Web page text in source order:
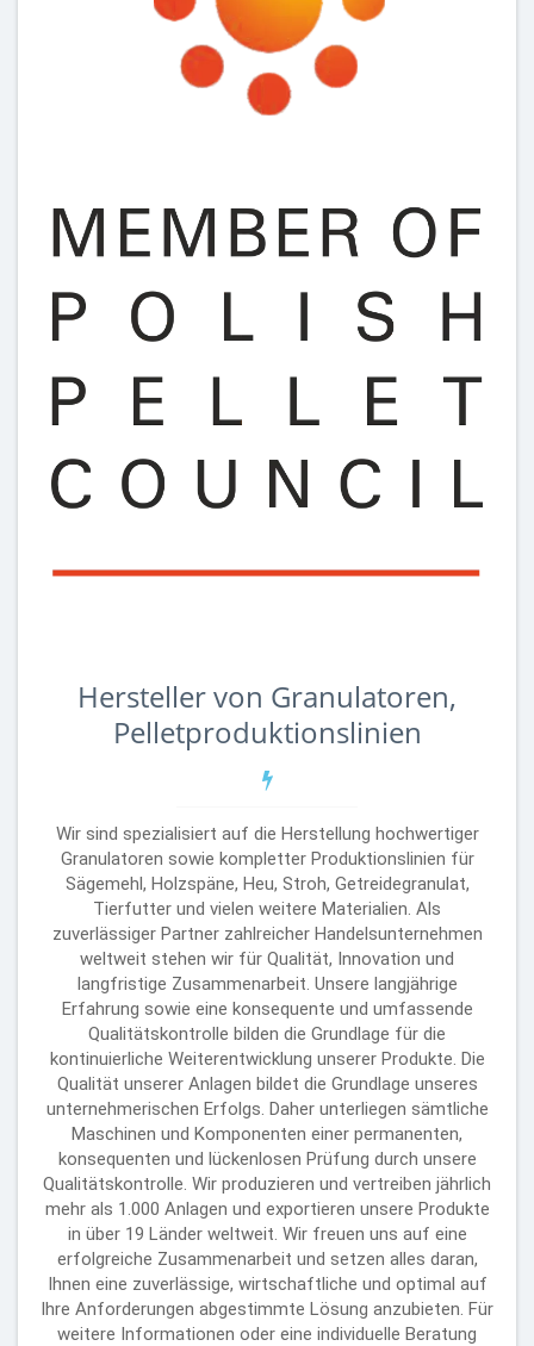
Hersteller von Granulatoren,
Pelletproduktionslinien
Wir sind spezialisiert auf die Herstellung hochwertiger
Granulatoren sowie kompletter Produktionslinien für
Sägemehl, Holzspäne, Heu, Stroh, Getreidegranulat,
Tierfutter und vielen weitere Materialien. Als
zuverlässiger Partner zahlreicher Handelsunternehmen
weltweit stehen wir für Qualität, Innovation und
langfristige Zusammenarbeit. Unsere langjährige
Erfahrung sowie eine konsequente und umfassende
Qualitätskontrolle bilden die Grundlage für die
kontinuierliche Weiterentwicklung unserer Produkte. Die
Qualität unserer Anlagen bildet die Grundlage unseres
unternehmerischen Erfolgs. Daher unterliegen sämtliche
Maschinen und Komponenten einer permanenten,
konsequenten und lückenlosen Prüfung durch unsere
Qualitätskontrolle. Wir produzieren und vertreiben jährlich
mehr als 1.000 Anlagen und exportieren unsere Produkte
in über 19 Länder weltweit. Wir freuen uns auf eine
erfolgreiche Zusammenarbeit und setzen alles daran,
Ihnen eine zuverlässige, wirtschaftliche und optimal auf
Ihre Anforderungen abgestimmte Lösung anzubieten. Für
weitere Informationen oder eine individuelle Beratung